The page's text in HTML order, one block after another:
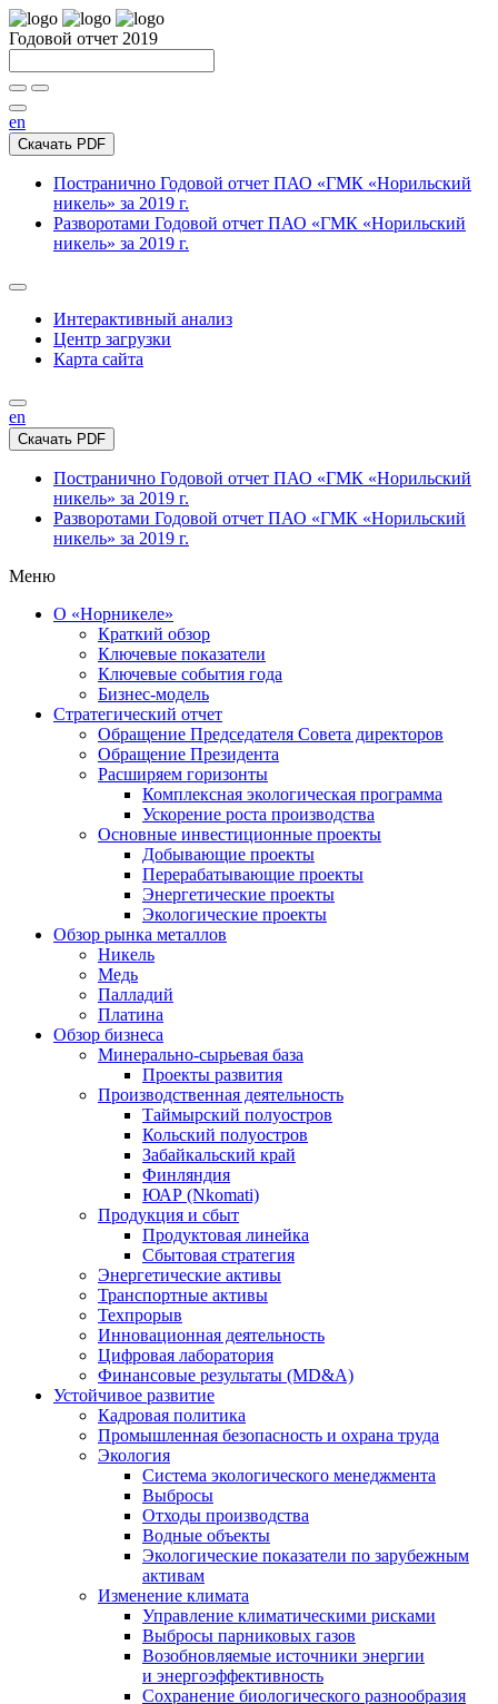
Годовой отчет 2019
en
Скачать PDF
Постранично Годовой отчет ПАО «ГМК «Норильский
никель» за 2019 г.
Разворотами Годовой отчет ПАО «ГМК «Норильский
никель» за 2019 г.
Интерактивный анализ
Центр загрузки
Карта сайта
en
Скачать PDF
Постранично Годовой отчет ПАО «ГМК «Норильский
никель» за 2019 г.
Разворотами Годовой отчет ПАО «ГМК «Норильский
никель» за 2019 г.
Меню
О «Норникеле»
Краткий обзор
Ключевые показатели
Ключевые события года
Бизнес-модель
Стратегический отчет
Обращение Председателя Совета директоров
Обращение Президента
Расширяем горизонты
Комплексная экологическая программа
Ускорение роста производства
Основные инвестиционные проекты
Добывающие проекты
Перерабатывающие проекты
Энергетические проекты
Экологические проекты
Обзор рынка металлов
Никель
Медь
Палладий
Платина
Обзор бизнеса
Минерально-сырьевая база
Проекты развития
Производственная деятельность
Таймырский полуостров
Кольский полуостров
Забайкальский край
Финляндия
ЮАР (Nkomati)
Продукция и сбыт
Продуктовая линейка
Сбытовая стратегия
Энергетические активы
Транспортные активы
Техпрорыв
Инновационная деятельность
Цифровая лаборатория
Финансовые результаты (MD&A)
Устойчивое развитие
Кадровая политика
Промышленная безопасность и охрана труда
Экология
Система экологического менеджмента
Выбросы
Отходы производства
Водные объекты
Экологические показатели по зарубежным
активам
Изменение климата
Управление климатическими рисками
Выбросы парниковых газов
Возобновляемые источники энергии
и энергоэффективность
Сохранение биологического разнообразия